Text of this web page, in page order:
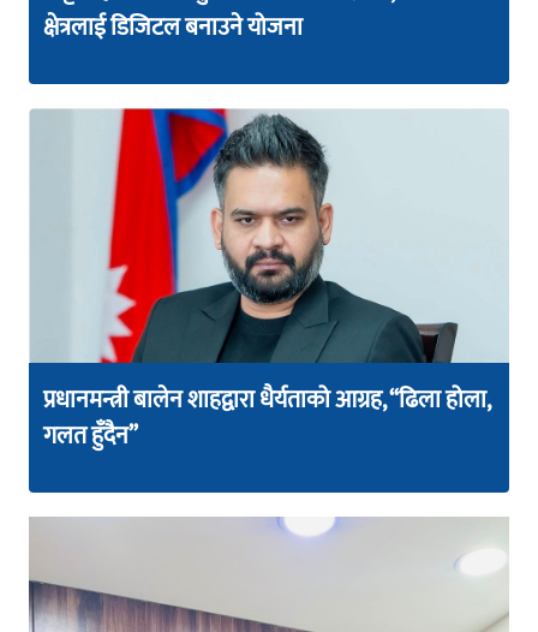
क्षेत्रलाई डिजिटल बनाउने योजना
प्रधानमन्त्री बालेन शाहद्वारा धैर्यताको आग्रह, “ढिला होला,
गलत हुँदैन”